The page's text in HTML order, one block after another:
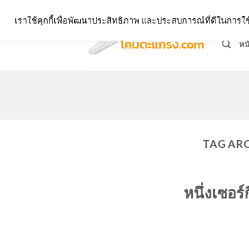
ห
TAG
หนึ่งเซอ
เราใช้คุกกี้เพื่อพัฒนาประสิทธิภาพ และประสบการณ์ที่ดีในการ